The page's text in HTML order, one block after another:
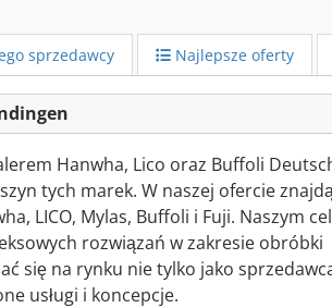
sprzedawcy Najlepsze oferty
Hanwha, Lico oraz Buffoli
tych marek. W naszej ofercie
LICO, Mylas, Buffoli i Fuji. Naszym
rozwiązań w zakresie obróbki
się na rynku nie tylko jako
usługi i koncepcje.